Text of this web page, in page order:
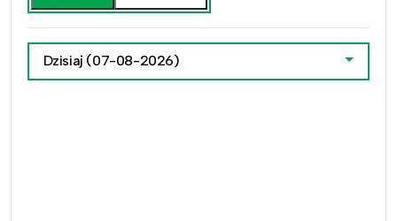
Dzisiaj (07-08-2026)